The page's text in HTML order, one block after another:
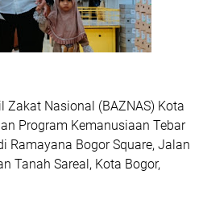
Zakat Nasional (BAZNAS) Kota
Program Kemanusiaan Tebar
Ramayana Bogor Square, Jalan
Tanah Sareal, Kota Bogor,